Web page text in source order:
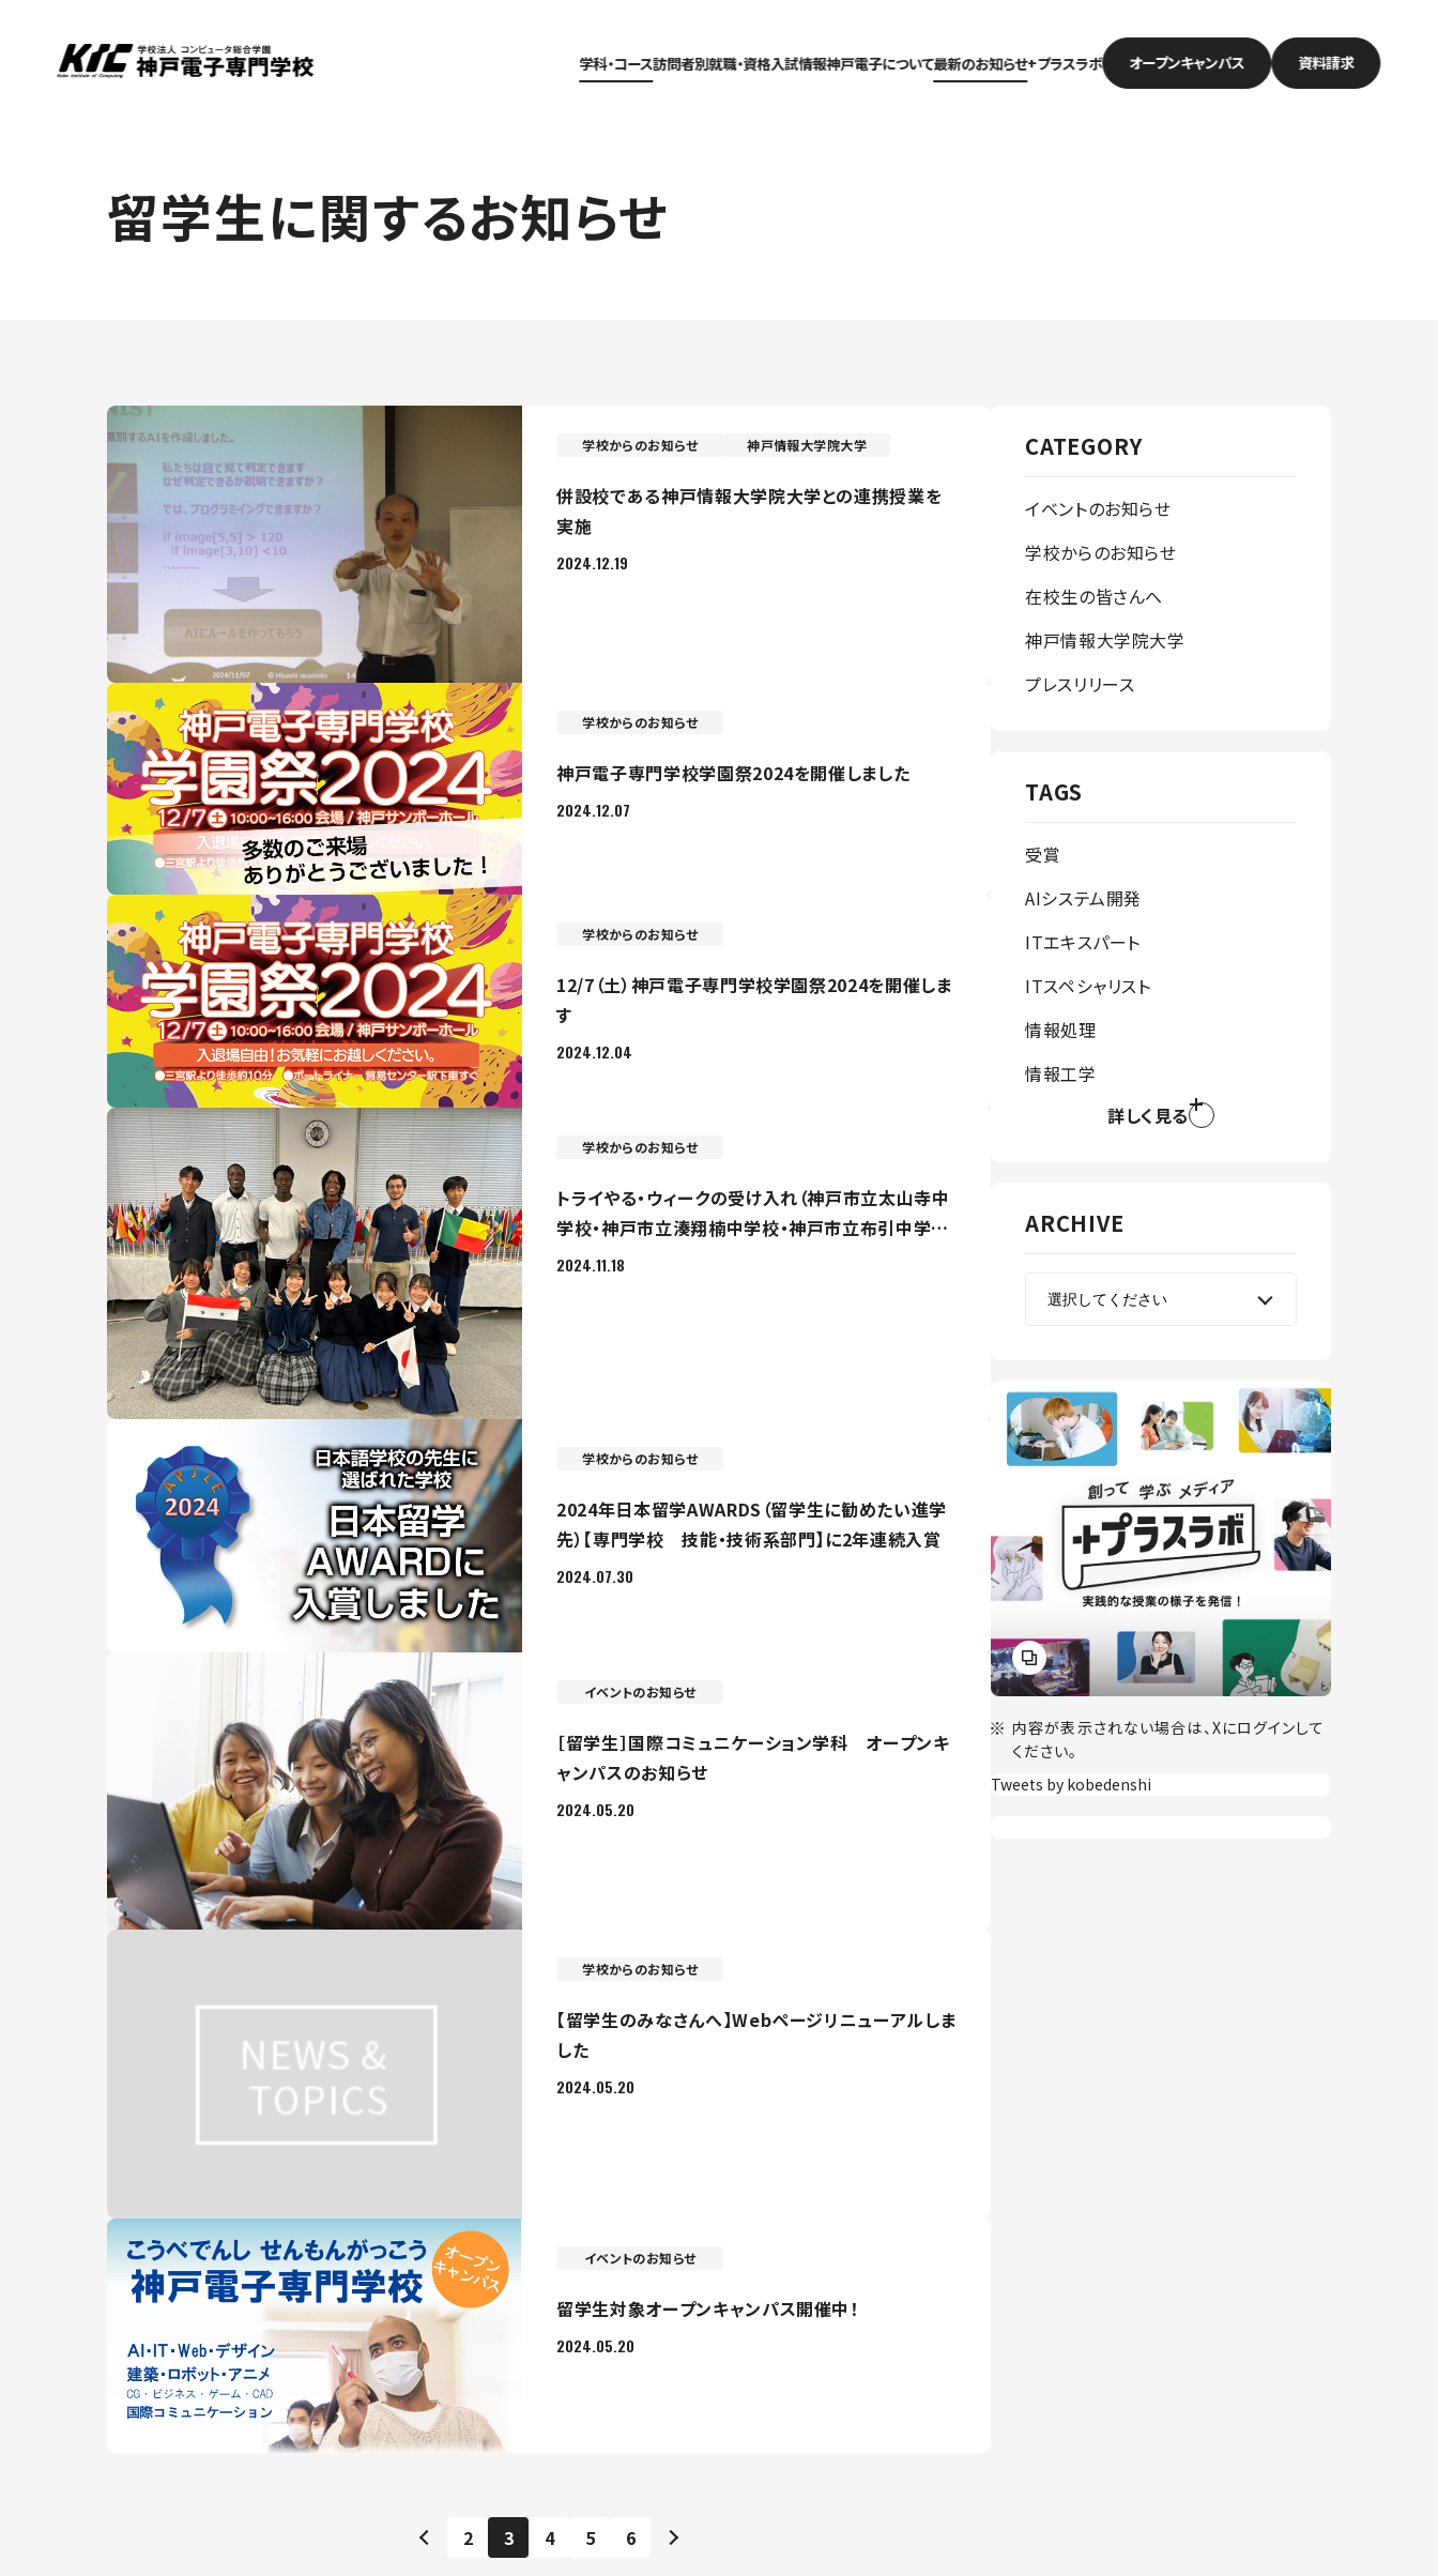
学科・コース訪問者別就職・資格入試情報神戸電子について最新のお知らせ+プラスラボ オープンキャンパス 資料請求
留学生に関するお知らせ
学校からのお知らせ 神戸情報大学院大学
併設校である神戸情報大学院大学との連携授業を
実施
2024.12.19
学校からのお知らせ
神戸電子専門学校学園祭2024を開催しました
2024.12.07
学校からのお知らせ
12/7（土）神戸電子専門学校学園祭2024を開催しま
す
2024.12.04
学校からのお知らせ
トライやる・ウィークの受け入れ（神戸市立太山寺中
学校・神戸市立湊翔楠中学校・神戸市立布引中学
校）~専門学校日本語学科で授業のアシスタント、大
2024.11.18
学校からのお知らせ
2024年日本留学AWARDS（留学生に勧めたい進学
先）【専門学校 技能・技術系部門】に2年連続入賞
2024.07.30
イベントのお知らせ
［留学生］国際コミュニケーション学科 オープンキ
ャンパスのお知らせ
2024.05.20
学校からのお知らせ
【留学生のみなさんへ】Webページリニューアルしま
した
2024.05.20
イベントのお知らせ
留学生対象オープンキャンパス開催中！
2024.05.20
2 3 4 5 6
CATEGORY
イベントのお知らせ
学校からのお知らせ
在校生の皆さんへ
神戸情報大学院大学
プレスリリース
TAGS
受賞
AIシステム開発
ITエキスパート
ITスペシャリスト
情報処理
情報工学
詳しく見る
ARCHIVE
内容が表示されない場合は、Xにログインして
ください。
Tweets by kobedenshi